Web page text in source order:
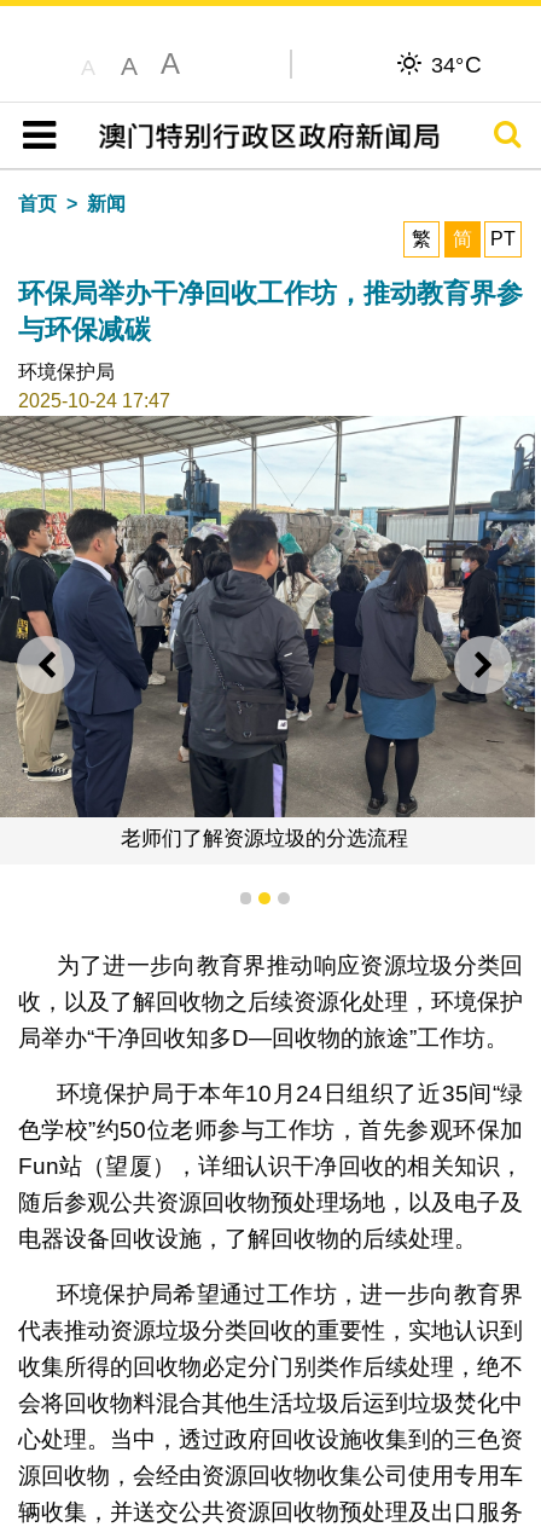
A A A 34°C
目录
搜寻
首页
新闻
繁
简 PT
环保局举办干净回收工作坊，推动教育界参
与环保减碳
环境保护局
2025-10-24 17:47
上一则 下一
老师们了解资源垃圾的分选流程
1 2 3
为了进一步向教育界推动响应资源垃圾分类回
收，以及了解回收物之后续资源化处理，环境保护
局举办“干净回收知多D—回收物的旅途”工作坊。
环境保护局于本年10月24日组织了近35间“绿
色学校”约50位老师参与工作坊，首先参观环保加
Fun站（望厦），详细认识干净回收的相关知识，
随后参观公共资源回收物预处理场地，以及电子及
电器设备回收设施，了解回收物的后续处理。
环境保护局希望通过工作坊，进一步向教育界
代表推动资源垃圾分类回收的重要性，实地认识到
收集所得的回收物必定分门别类作后续处理，绝不
会将回收物料混合其他生活垃圾后运到垃圾焚化中
心处理。当中，透过政府回收设施收集到的三色资
源回收物，会经由资源回收物收集公司使用专用车
辆收集，并送交公共资源回收物预处理及出口服务